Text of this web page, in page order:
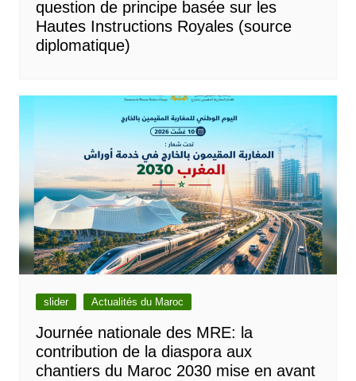
question de principe basée sur les
Hautes Instructions Royales (source
diplomatique)
slider Actualités du Maroc
Journée nationale des MRE: la
contribution de la diaspora aux
chantiers du Maroc 2030 mise en avant